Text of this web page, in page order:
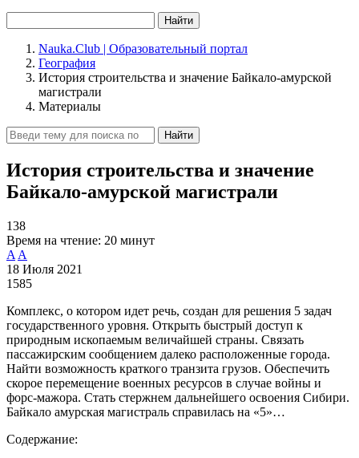
Найти
Nauka.Club | Образовательный портал
География
История строительства и значение Байкало-амурской
магистрали
Материалы
Найти
История строительства и значение
Байкало-амурской магистрали
138
Время на чтение: 20 минут
A A
18 Июля 2021
1585
Комплекс, о котором идет речь, создан для решения 5 задач
государственного уровня. Открыть быстрый доступ к
природным ископаемым величайшей страны. Связать
пассажирским сообщением далеко расположенные города.
Найти возможность краткого транзита грузов. Обеспечить
скорое перемещение военных ресурсов в случае войны и
форс-мажора. Стать стержнем дальнейшего освоения Сибири.
Байкало амурская магистраль справилась на «5»…
Содержание: